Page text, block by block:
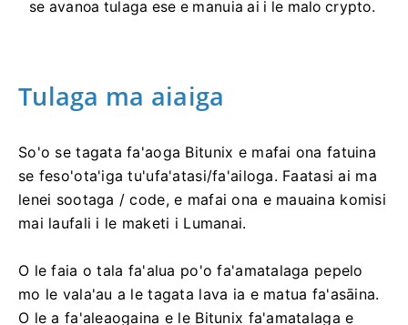
se avanoa tulaga ese e manuia ai i le malo crypto.
Tulaga ma aiaiga
So'o se tagata fa'aoga Bitunix e mafai ona fatuina
se feso'ota'iga tu'ufa'atasi/fa'ailoga. Faatasi ai ma
lenei sootaga / code, e mafai ona e mauaina komisi
mai laufali i le maketi i Lumanai.
O le faia o tala fa'alua po'o fa'amatalaga pepelo
mo le vala'au a le tagata lava ia e matua fa'asāina.
O le a fa'aleaogaina e le Bitunix fa'amatalaga e